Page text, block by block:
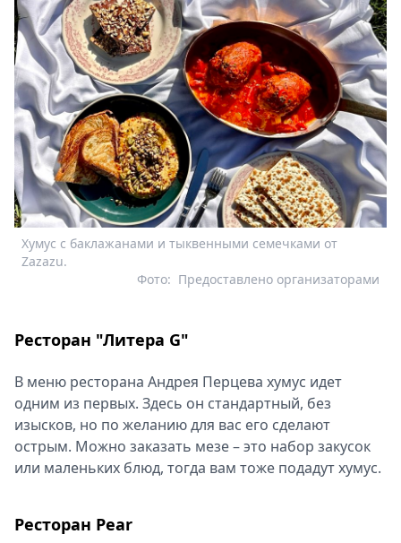
Хумус с баклажанами и тыквенными семечками от
Zazazu.
Предоставлено организаторами
Фото:
Ресторан "Литера G"
В меню ресторана Андрея Перцева хумус идет
одним из первых. Здесь он стандартный, без
изысков, но по желанию для вас его сделают
острым. Можно заказать мезе – это набор закусок
или маленьких блюд, тогда вам тоже подадут хумус.
Ресторан Pear